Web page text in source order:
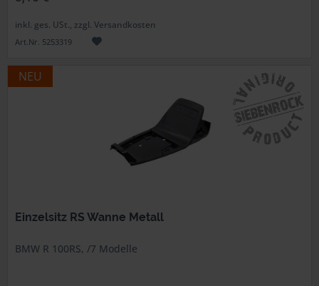
inkl. ges. USt., zzgl. Versandkosten
Art.Nr. 5253319
NEU
Einzelsitz RS Wanne Metall
BMW R 100RS, /7 Modelle